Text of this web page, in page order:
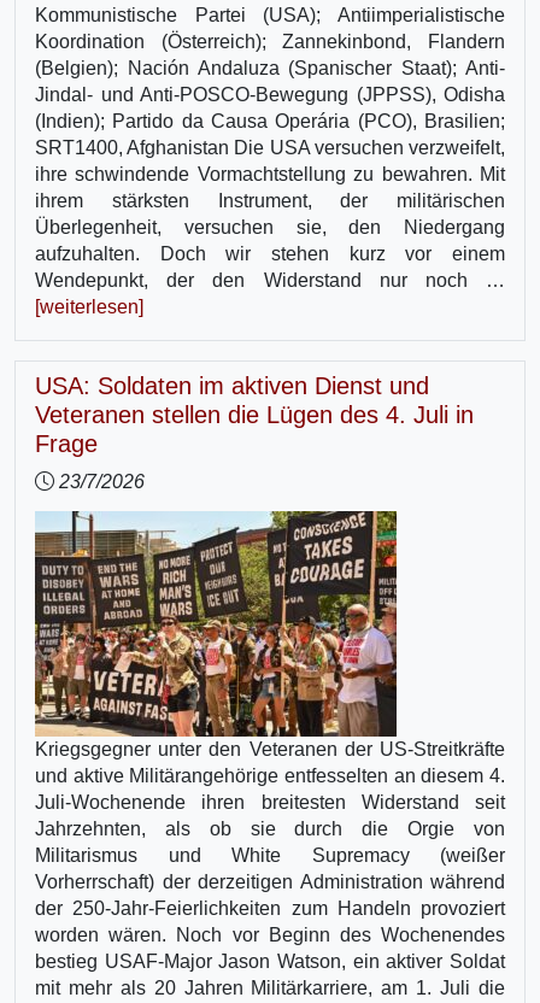
Kommunistische Partei (USA); Antiimperialistische
Koordination (Österreich); Zannekinbond, Flandern
(Belgien); Nación Andaluza (Spanischer Staat); Anti-
Jindal- und Anti-POSCO-Bewegung (JPPSS), Odisha
(Indien); Partido da Causa Operária (PCO), Brasilien;
SRT1400, Afghanistan Die USA versuchen verzweifelt,
ihre schwindende Vormachtstellung zu bewahren. Mit
ihrem stärksten Instrument, der militärischen
Überlegenheit, versuchen sie, den Niedergang
aufzuhalten. Doch wir stehen kurz vor einem
Wendepunkt, der den Widerstand nur noch …
[weiterlesen]
USA: Soldaten im aktiven Dienst und
Veteranen stellen die Lügen des 4. Juli in
Frage
23/7/2026
Kriegsgegner unter den Veteranen der US-Streitkräfte
und aktive Militärangehörige entfesselten an diesem 4.
Juli-Wochenende ihren breitesten Widerstand seit
Jahrzehnten, als ob sie durch die Orgie von
Militarismus und White Supremacy (weißer
Vorherrschaft) der derzeitigen Administration während
der 250-Jahr-Feierlichkeiten zum Handeln provoziert
worden wären. Noch vor Beginn des Wochenendes
bestieg USAF-Major Jason Watson, ein aktiver Soldat
mit mehr als 20 Jahren Militärkarriere, am 1. Juli die